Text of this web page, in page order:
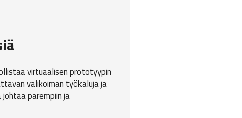
virtuaalisen prototyypin
valikoiman työkaluja ja
parempiin ja